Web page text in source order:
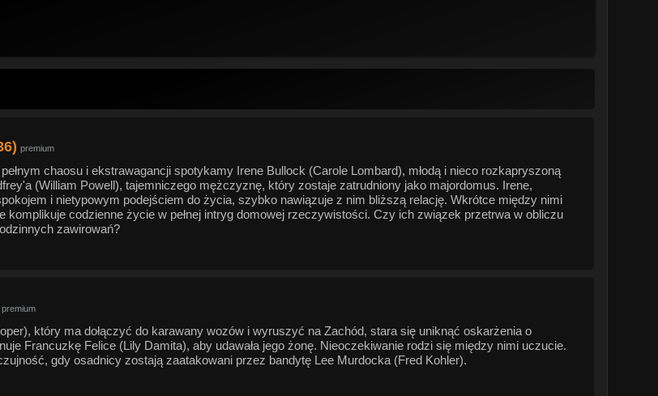
premium
chaosu i ekstrawagancji spotykamy Irene Bullock (Carole Lombard), młodą i nieco rozkapryszoną
(William Powell), tajemniczego mężczyznę, który zostaje zatrudniony jako majordomus. Irene,
i nietypowym podejściem do życia, szybko nawiązuje z nim bliższą relację. Wkrótce między nimi
komplikuje codzienne życie w pełnej intryg domowej rzeczywistości. Czy ich związek przetrwa w obliczu
zawirowań?
premium
który ma dołączyć do karawany wozów i wyruszyć na Zachód, stara się uniknąć oskarżenia o
Francuzkę Felice (Lily Damita), aby udawała jego żonę. Nieoczekiwanie rodzi się między nimi uczucie.
gdy osadnicy zostają zaatakowani przez bandytę Lee Murdocka (Fred Kohler).